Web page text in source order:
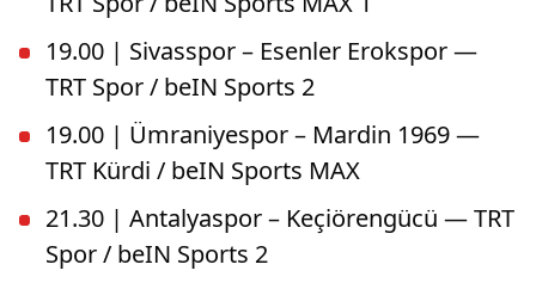
19.00 | Sivasspor – Esenler Erokspor —
TRT Spor / beIN Sports 2
19.00 | Ümraniyespor – Mardin 1969 —
TRT Kürdi / beIN Sports MAX
21.30 | Antalyaspor – Keçiörengücü — TRT
Spor / beIN Sports 2